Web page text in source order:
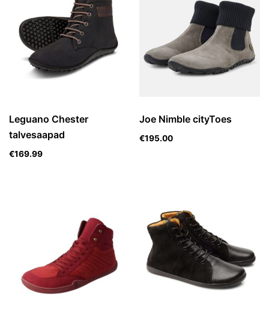
Leguano Chester
talvesaapad
€169.99
Joe Nimble cityToes
€195.00